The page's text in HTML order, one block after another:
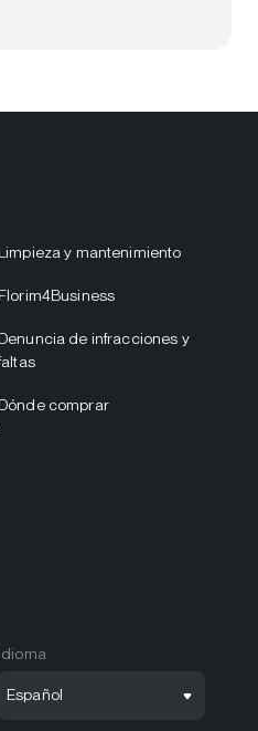
Limpieza y mantenimiento
Florim4Business
Denuncia de infracciones y
Dónde comprar
Idioma
Español